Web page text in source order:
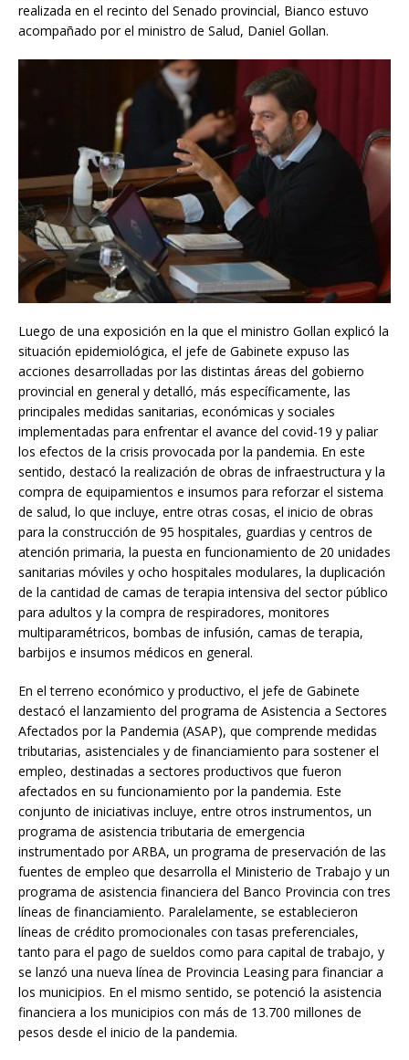
realizada en el recinto del Senado provincial, Bianco estuvo
acompañado por el ministro de Salud, Daniel Gollan.
Luego de una exposición en la que el ministro Gollan explicó la
situación epidemiológica, el jefe de Gabinete expuso las
acciones desarrolladas por las distintas áreas del gobierno
provincial en general y detalló, más específicamente, las
principales medidas sanitarias, económicas y sociales
implementadas para enfrentar el avance del covid-19 y paliar
los efectos de la crisis provocada por la pandemia. En este
sentido, destacó la realización de obras de infraestructura y la
compra de equipamientos e insumos para reforzar el sistema
de salud, lo que incluye, entre otras cosas, el inicio de obras
para la construcción de 95 hospitales, guardias y centros de
atención primaria, la puesta en funcionamiento de 20 unidades
sanitarias móviles y ocho hospitales modulares, la duplicación
de la cantidad de camas de terapia intensiva del sector público
para adultos y la compra de respiradores, monitores
multiparamétricos, bombas de infusión, camas de terapia,
barbijos e insumos médicos en general.
En el terreno económico y productivo, el jefe de Gabinete
destacó el lanzamiento del programa de Asistencia a Sectores
Afectados por la Pandemia (ASAP), que comprende medidas
tributarias, asistenciales y de financiamiento para sostener el
empleo, destinadas a sectores productivos que fueron
afectados en su funcionamiento por la pandemia. Este
conjunto de iniciativas incluye, entre otros instrumentos, un
programa de asistencia tributaria de emergencia
instrumentado por ARBA, un programa de preservación de las
fuentes de empleo que desarrolla el Ministerio de Trabajo y un
programa de asistencia financiera del Banco Provincia con tres
líneas de financiamiento. Paralelamente, se establecieron
líneas de crédito promocionales con tasas preferenciales,
tanto para el pago de sueldos como para capital de trabajo, y
se lanzó una nueva línea de Provincia Leasing para financiar a
los municipios. En el mismo sentido, se potenció la asistencia
financiera a los municipios con más de 13.700 millones de
pesos desde el inicio de la pandemia.